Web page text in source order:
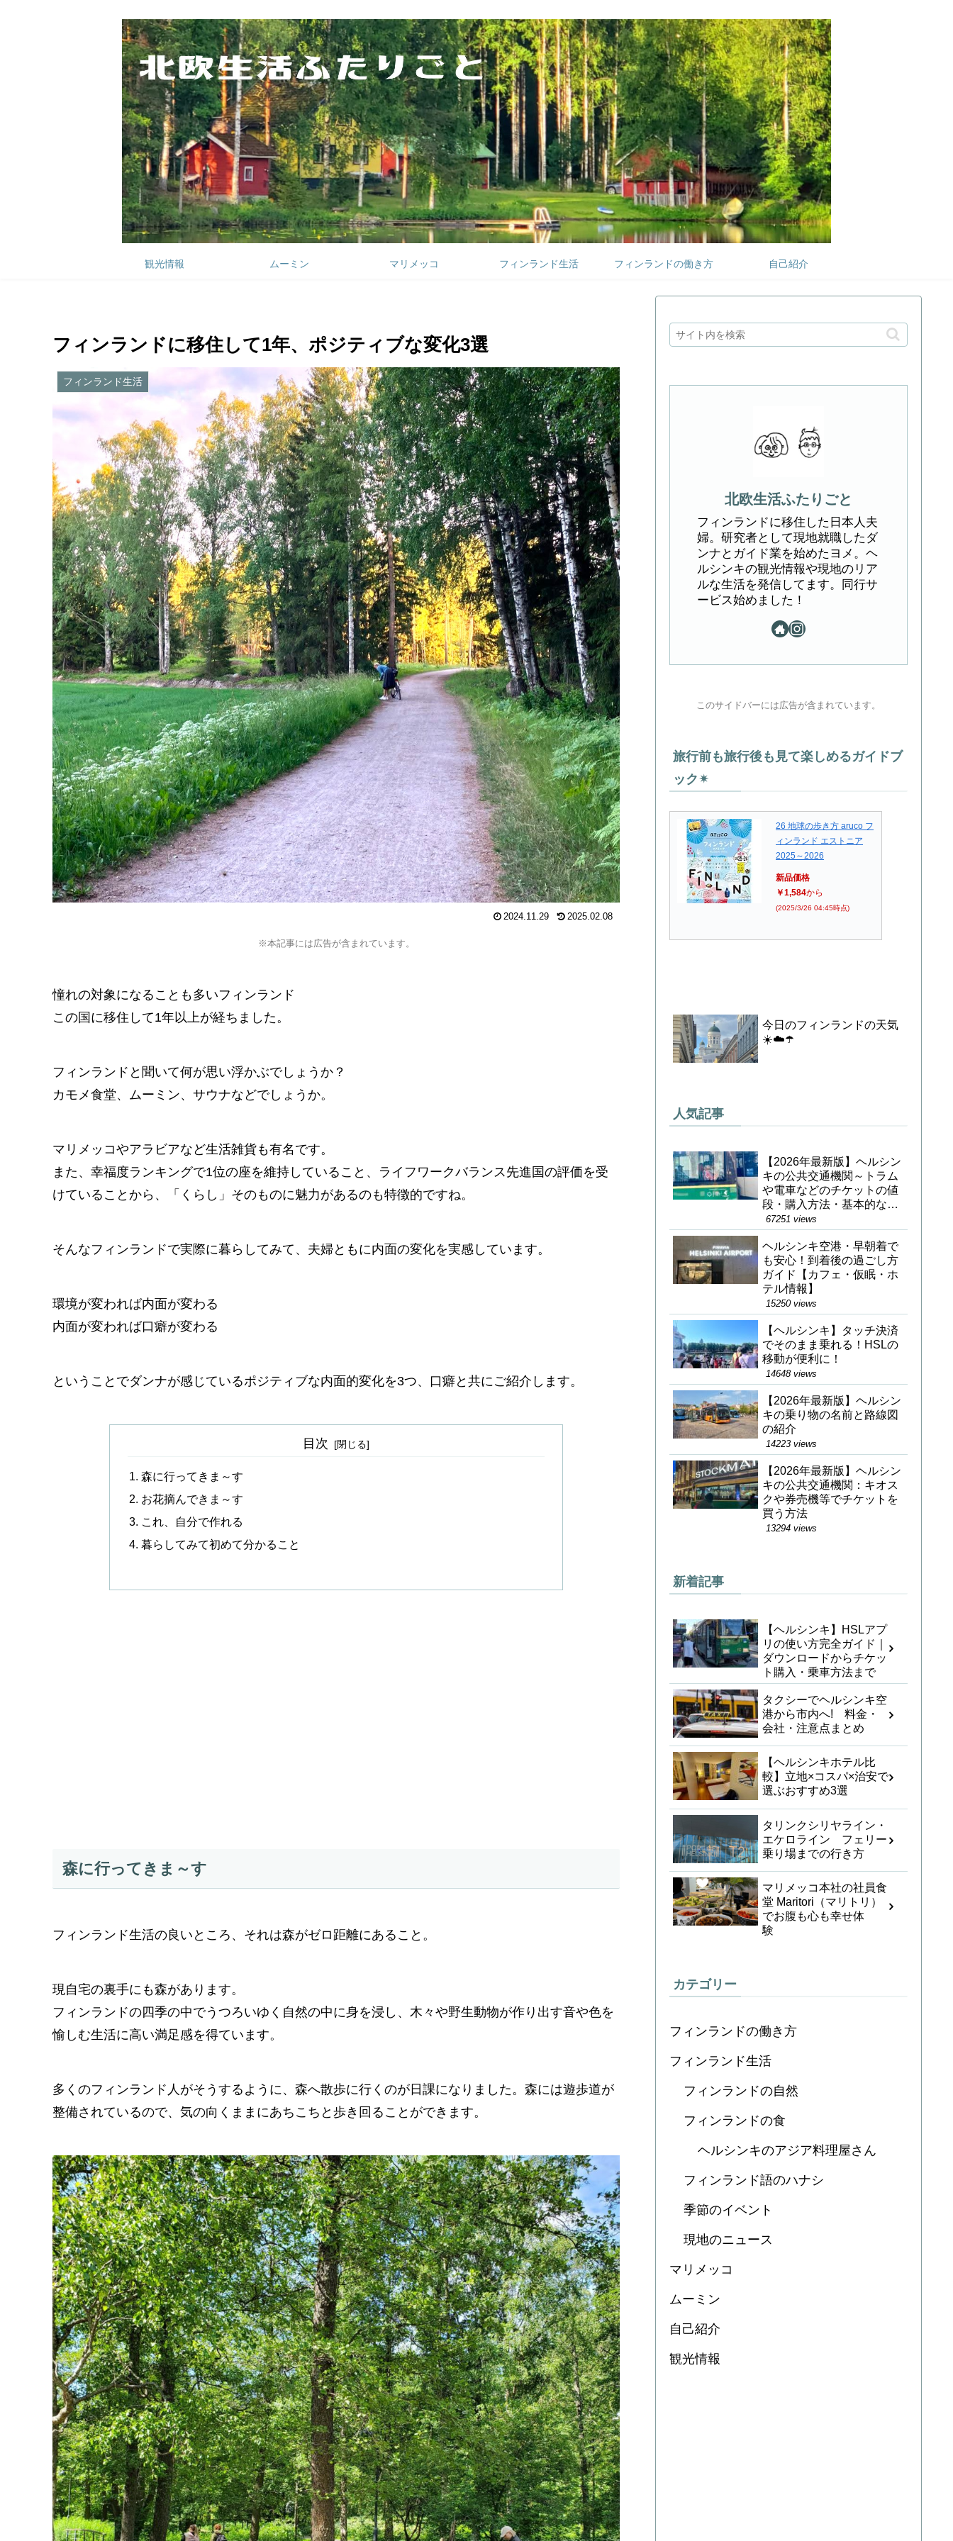
観光情報 ムーミン マリメッコ フィンランド生活 フィンランドの働き方 自己紹介
フィンランドに移住して1年、ポジティブな変化3選
フィンランド生活
2024.11.29 2025.02.08
※本記事には広告が含まれています。
憧れの対象になることも多いフィンランド
この国に移住して1年以上が経ちました。
フィンランドと聞いて何が思い浮かぶでしょうか？
カモメ食堂、ムーミン、サウナなどでしょうか。
マリメッコやアラビアなど生活雑貨も有名です。
また、幸福度ランキングで1位の座を維持していること、ライフワークバランス先進国の評価を受
けていることから、「くらし」そのものに魅力があるのも特徴的ですね。
そんなフィンランドで実際に暮らしてみて、夫婦ともに内面の変化を実感しています。
環境が変われば内面が変わる
内面が変われば口癖が変わる
ということでダンナが感じているポジティブな内面的変化を3つ、口癖と共にご紹介します。
目次
森に行ってきま～す
お花摘んできま～す
これ、自分で作れる
暮らしてみて初めて分かること
森に行ってきま～す
フィンランド生活の良いところ、それは森がゼロ距離にあること。
現自宅の裏手にも森があります。
フィンランドの四季の中でうつろいゆく自然の中に身を浸し、木々や野生動物が作り出す音や色を
愉しむ生活に高い満足感を得ています。
多くのフィンランド人がそうするように、森へ散歩に行くのが日課になりました。森には遊歩道が
整備されているので、気の向くままにあちこちと歩き回ることができます。
北欧生活ふたりごと
フィンランドに移住した日本人夫
婦。研究者として現地就職したダ
ンナとガイド業を始めたヨメ。ヘ
ルシンキの観光情報や現地のリア
ルな生活を発信してます。同行サ
ービス始めました！
このサイドバーには広告が含まれています。
旅行前も旅行後も見て楽しめるガイドブ
ック✴︎
26 地球の歩き方 aruco フ
ィンランド エストニア
2025～2026
新品価格
￥1,584から
(2025/3/26 04:45時点)
今日のフィンランドの天気
☀️☁️☂️
人気記事
【2026年最新版】ヘルシン
キの公共交通機関～トラム
や電車などのチケットの値
段・購入方法・基本的な乗
り方～
67251 views
ヘルシンキ空港・早朝着で
も安心！到着後の過ごし方
ガイド【カフェ・仮眠・ホ
テル情報】
15250 views
【ヘルシンキ】タッチ決済
でそのまま乗れる！HSLの
移動が便利に！
14648 views
【2026年最新版】ヘルシン
キの乗り物の名前と路線図
の紹介
14223 views
【2026年最新版】ヘルシン
キの公共交通機関：キオス
クや券売機等でチケットを
買う方法
13294 views
新着記事
【ヘルシンキ】HSLアプ
リの使い方完全ガイド｜
ダウンロードからチケッ
ト購入・乗車方法まで
タクシーでヘルシンキ空
港から市内へ! 料金・
会社・注意点まとめ
【ヘルシンキホテル比
較】立地×コスパ×治安で
選ぶおすすめ3選
タリンクシリヤライン・
エケロライン フェリー
乗り場までの行き方
マリメッコ本社の社員食
堂 Maritori（マリトリ）
でお腹も心も幸せ体
験
カテゴリー
フィンランドの働き方
フィンランド生活
フィンランドの自然
フィンランドの食
ヘルシンキのアジア料理屋さん
フィンランド語のハナシ
季節のイベント
現地のニュース
マリメッコ
ムーミン
自己紹介
観光情報